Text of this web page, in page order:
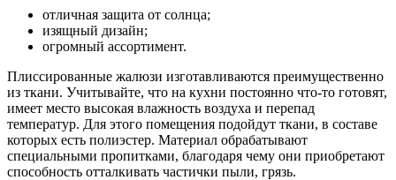
отличная защита от солнца;
изящный дизайн;
огромный ассортимент.
Плиссированные жалюзи изготавливаются преимущественно
из ткани. Учитывайте, что на кухни постоянно что-то готовят,
имеет место высокая влажность воздуха и перепад
температур. Для этого помещения подойдут ткани, в составе
которых есть полиэстер. Материал обрабатывают
специальными пропитками, благодаря чему они приобретают
способность отталкивать частички пыли, грязь.